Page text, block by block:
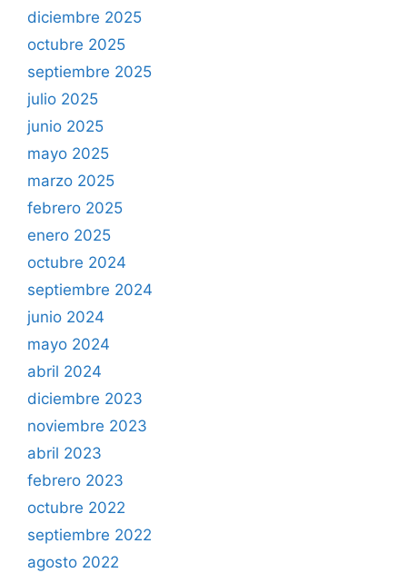
diciembre 2025
octubre 2025
septiembre 2025
julio 2025
junio 2025
mayo 2025
marzo 2025
febrero 2025
enero 2025
octubre 2024
septiembre 2024
junio 2024
mayo 2024
abril 2024
diciembre 2023
noviembre 2023
abril 2023
febrero 2023
octubre 2022
septiembre 2022
agosto 2022